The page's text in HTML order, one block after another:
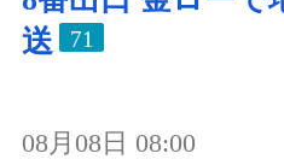
送
71
08月08日 08:00